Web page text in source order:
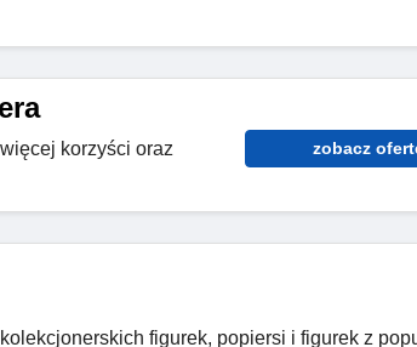
korzyści oraz
zobacz
figurek, popiersi i figurek z